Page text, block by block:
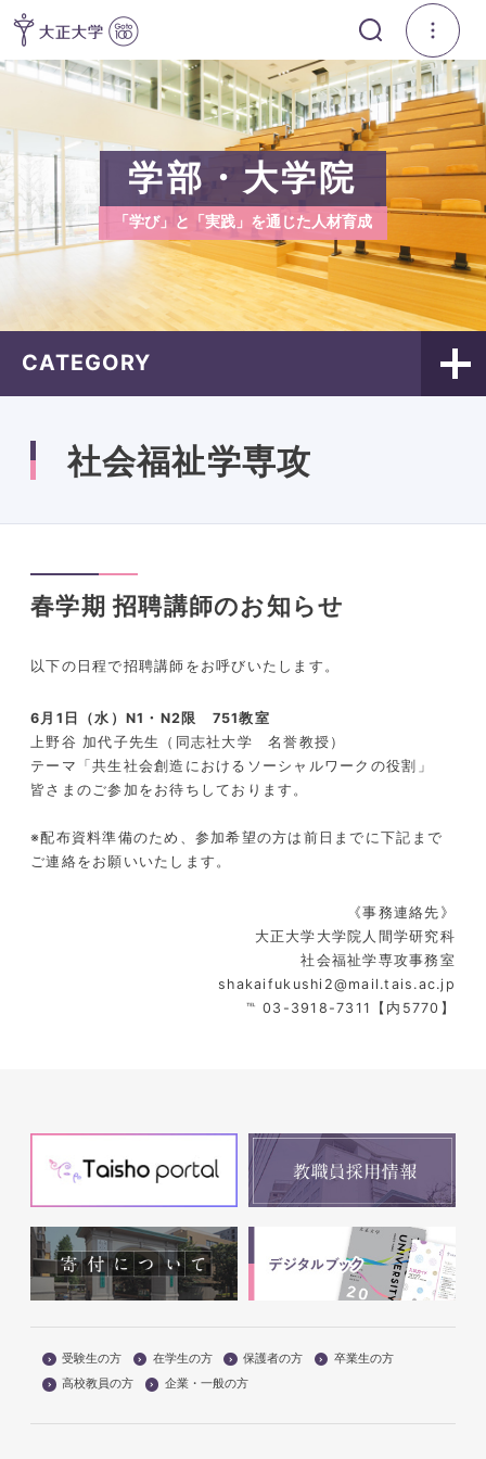
学部・大学院
「学び」と「実践」を通じた人材育成
CATEGORY
社会福祉学専攻
春学期 招聘講師のお知らせ
以下の日程で招聘講師をお呼びいたします。
6月1日（水）N1・N2限 751教室
上野谷 加代子先生（同志社大学 名誉教授）
テーマ「共生社会創造におけるソーシャルワークの役割」
皆さまのご参加をお待ちしております。
※配布資料準備のため、参加希望の方は前日までに下記まで
ご連絡をお願いいたします。
《事務連絡先》
大正大学大学院人間学研究科
社会福祉学専攻事務室
shakaifukushi2@mail.tais.ac.jp
℡ 03-3918-7311【内5770】
受験生の方 在学生の方 保護者の方
卒業生の方
高校教員の方
企業・一般の方